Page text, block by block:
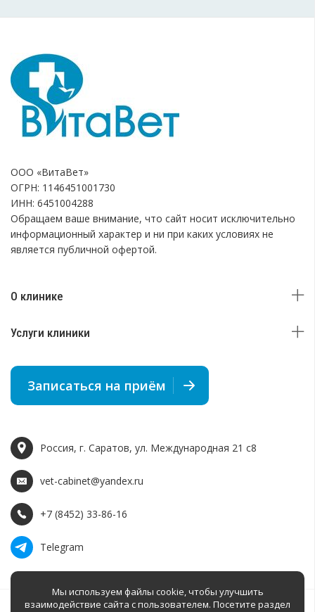
ООО «ВитаВет»
ОГРН: 1146451001730
ИНН: 6451004288
Обращаем ваше внимание, что сайт носит исключительно
информационный характер и ни при каких условиях не
является публичной офертой.
О клинике
Услуги клиники
Записаться на приём
Россия, г. Саратов, ул. Международная 21 c8
vet-cabinet@yandex.ru
+7 (8452) 33-86-16
Telegram
Мы используем файлы cookie, чтобы улучшить
взаимодействие сайта с пользователем. Посетите раздел